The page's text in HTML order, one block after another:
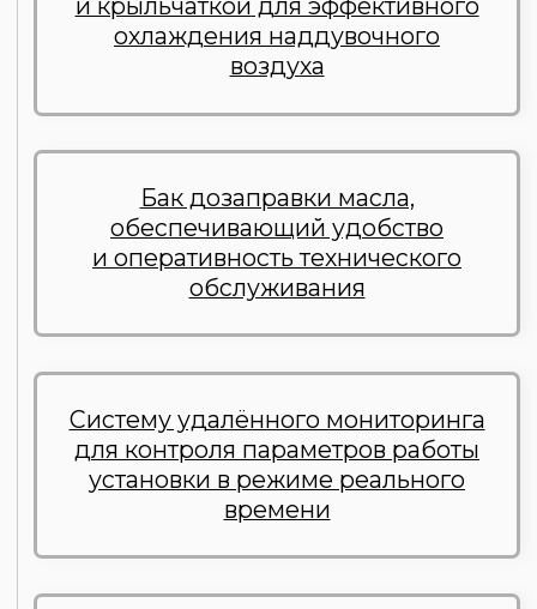
ГАЗОПОРШНЕВЫЕ
ООО "НОВЫЙ ИНЖЕНЕР"— это
технологии, современных
инженерных решений и экономичной
цены. Они идеально подходят для
объектов, где требуется надежное
и эффективное автономное
МЕЖСЕРВИСНЫЙ ИНТЕРВАЛ
составляет до 1000 моточасов, что
подтвержда ет высокую надежность
и стабильность работы установки
в постоянном режиме
Автоматически управляемый
смеситель, обеспечивающий
смешивание воздуха и газа